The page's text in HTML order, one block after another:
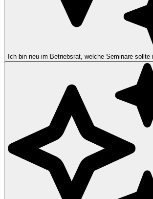
Ich bin neu im Betriebsrat, welche Seminare sollte